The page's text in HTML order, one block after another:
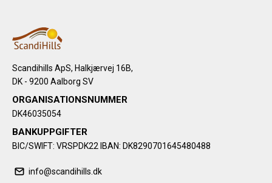
Scandihills ApS, Halkjærvej 16B,
DK - 9200 Aalborg SV
ORGANISATIONSNUMMER
DK46035054
BANKUPPGIFTER
BIC/SWIFT: VRSPDK22 IBAN: DK8290701645480488
info@scandihills.dk